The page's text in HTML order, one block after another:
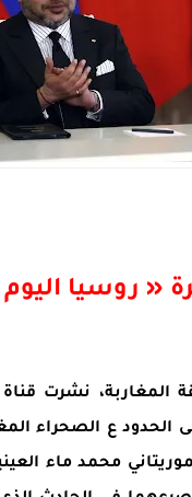
« روسيا اليوم
المغاربة، نشرت
الحدود ع الصحراء
محمد ماء